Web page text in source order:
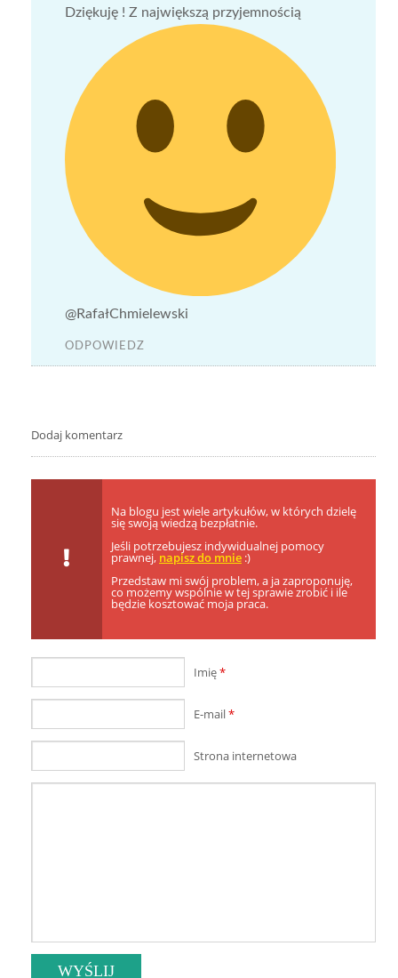
Dziękuję ! Z największą przyjemnością
@RafałChmielewski
ODPOWIEDZ
Dodaj komentarz
Na blogu jest wiele artykułów, w których dzielę
się swoją wiedzą bezpłatnie.
Jeśli potrzebujesz indywidualnej pomocy
prawnej, napisz do mnie :)
Przedstaw mi swój problem, a ja zaproponuję,
co możemy wspólnie w tej sprawie zrobić i ile
będzie kosztować moja praca.
Imię*
E-mail*
Strona internetowa